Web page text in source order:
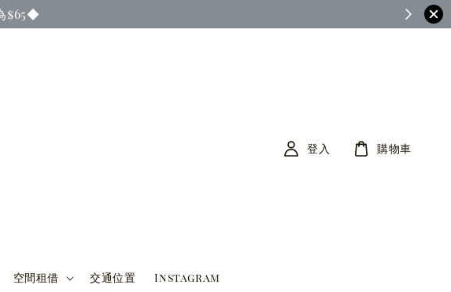
動 ◆ (詳情請至茶筆巷FB查看)
空間租借 交通位置 Instagram
登入 購物車